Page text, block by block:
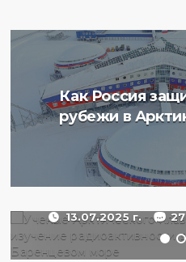
Как Россия
рубежи в
Ученые
плавучего
отложений в
13.07.2025 г.